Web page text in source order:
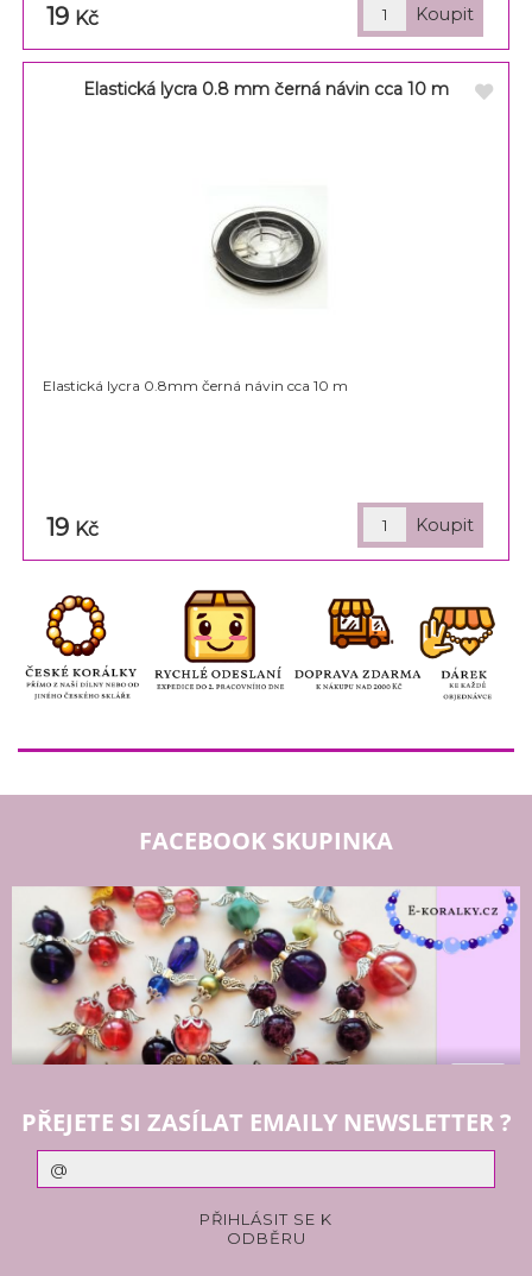
19 Kč
Elastická lycra 0.8 mm černá návin cca 10 m
Elastická lycra 0.8mm černá návin cca 10 m
19 Kč
FACEBOOK SKUPINKA
PŘEJETE SI ZASÍLAT EMAILY NEWSLETTER ?